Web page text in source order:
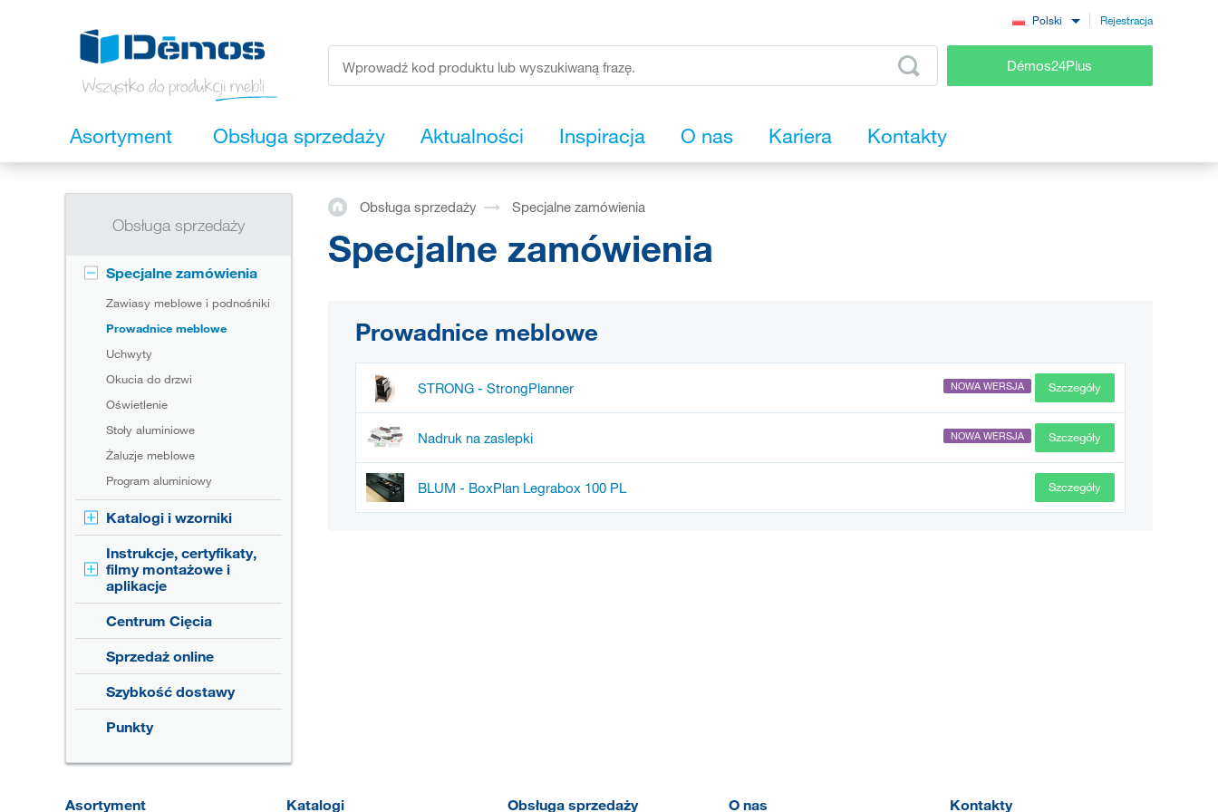
Polski Rejestracja
Démos24Plus
Asortyment Obsługa sprzedaży Aktualności Inspiracja O nas Kariera Kontakty
Obsługa sprzedaży
Specjalne zamówienia
Zawiasy meblowe i podnośniki
Prowadnice meblowe
Uchwyty
Okucia do drzwi
Oświetlenie
Stoły aluminiowe
Żaluzje meblowe
Program aluminiowy
Katalogi i wzorniki
Instrukcje, certyfikaty,
filmy montażowe i
aplikacje
Centrum Cięcia
Sprzedaż online
Szybkość dostawy
Punkty
Obsługa sprzedaży Specjalne zamówienia
Specjalne zamówienia
Prowadnice meblowe
STRONG - StrongPlanner NOWA WERSJA Szczegóły
Nadruk na zaslepki NOWA WERSJA Szczegóły
BLUM - BoxPlan Legrabox 100 PL Szczegóły
Asortyment Katalogi Obsługa sprzedaży O nas Kontakty